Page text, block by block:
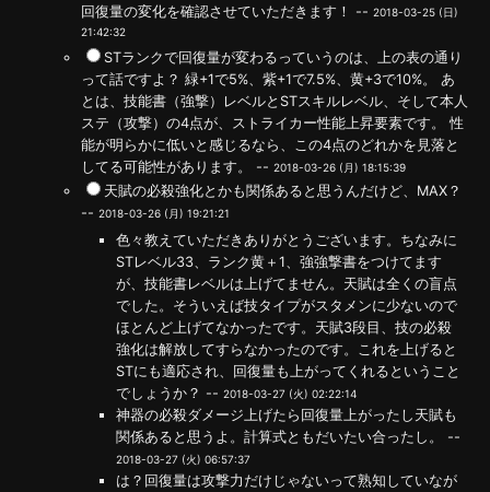
回復量の変化を確認させていただきます！ -- 2018-03-25 (日)
21:42:32
STランクで回復量が変わるっていうのは、上の表の通り
って話ですよ？ 緑+1で5%、紫+1で7.5%、黄+3で10%。 あ
とは、技能書（強撃）レベルとSTスキルレベル、そして本人
ステ（攻撃）の4点が、ストライカー性能上昇要素です。 性
能が明らかに低いと感じるなら、この4点のどれかを見落と
してる可能性があります。 -- 2018-03-26 (月) 18:15:39
天賦の必殺強化とかも関係あると思うんだけど、MAX？
-- 2018-03-26 (月) 19:21:21
色々教えていただきありがとうございます。ちなみに
STレベル33、ランク黄＋1、強強撃書をつけてます
が、技能書レベルは上げてません。天賦は全くの盲点
でした。そういえば技タイプがスタメンに少ないので
ほとんど上げてなかったです。天賦3段目、技の必殺
強化は解放してすらなかったのです。これを上げると
STにも適応され、回復量も上がってくれるということ
でしょうか？ -- 2018-03-27 (火) 02:22:14
神器の必殺ダメージ上げたら回復量上がったし天賦も
関係あると思うよ。計算式ともだいたい合ったし。 --
2018-03-27 (火) 06:57:37
は？回復量は攻撃力だけじゃないって熟知していなが